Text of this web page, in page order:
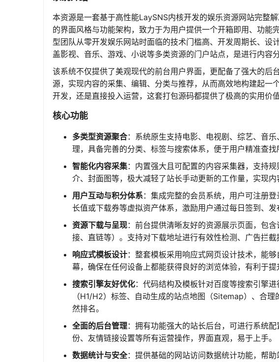
本资源是一套基于高性能LaySNS内核开发的娱乐资源网站完整
的界面风格与功能架构，致力于为用户提供一个开箱即用、功能
型团队从零开发娱乐网站时面临的技术门槛高、开发周期长、设
盖影视、音乐、游戏、小说等多类资源的门户站点，是进行内容
该系统不仅提供了美观现代的前台用户界面，更配备了强大的后
源，实现内容的采集、编辑、分类与推荐，从而高效地构建起一
开发，还是直接投入运营，这套打包源码都提供了极高的实用价值
核心功能
多类型资源聚合：系统原生支持电影、电视剧、综艺、音
理，具备完善的分类、标签与搜索体系，便于用户精准查找
智能化内容采集：内置强大且可配置的内容采集器，支持
介、封面图等，极大减轻了站长手动更新的工作量，实现内
用户互动与积分体系：集成完整的会员系统，用户可注册
长值或下载券等虚拟资产体系，激励用户通过每日签到、
资源下载与呈现：前台提供清晰友好的资源展示页面，包
接、直链等）。支持对下载地址进行有效性检测、广告拦截
响应式模板设计：整套模板采用响应式网页设计技术，能
幕，确保在任何设备上都能获得良好的浏览体验，有利于提
搜索引擎友好优化：代码结构及模板针对百度等搜索引擎
（H1/H2）标签、自动生成的站点地图（Sitemap）、合
然排名。
全面的后台管理：拥有功能强大的站长后台，可进行系统
份、友情链接设置等所有运营操作，界面直观，易于上手。
数据统计与安全：提供基础的网站访问数据统计功能，帮